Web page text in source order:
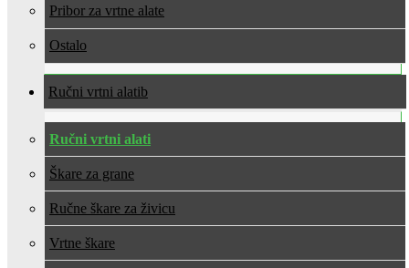
Pribor za vrtne alate
Ostalo
Ručni vrtni alati
Ručni vrtni alati
Škare za grane
Ručne škare za živicu
Vrtne škare